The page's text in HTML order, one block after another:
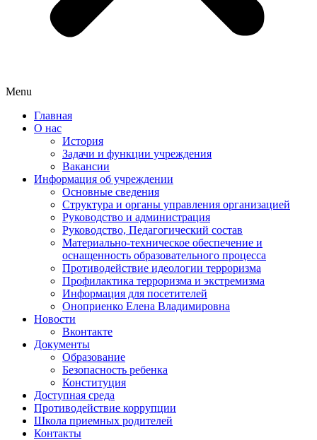
Menu
Главная
О нас
История
Задачи и функции учреждения
Вакансии
Информация об учреждении
Основные сведения
Структура и органы управления организацией
Руководство и администрация
Руководство, Педагогический состав
Материально-техническое обеспечение и
оснащенность образовательного процесса
Противодействие идеологии терроризма
Профилактика терроризма и экстремизма
Информация для посетителей
Оноприенко Елена Владимировна
Новости
Вконтакте
Документы
Образование
Безопасность ребенка
Конституция
Доступная среда
Противодействие коррупции
Школа приемных родителей
Контакты